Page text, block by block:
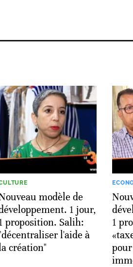
modèle de
1 jour,
proposition. Salih:
l'aide à
création"
1